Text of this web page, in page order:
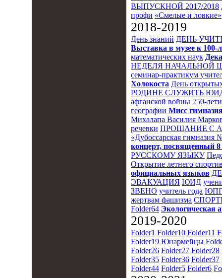
ВЫПУСКНОЙ 2017/2018
профи «Смелые и ловкие»
2018-2019
День знаний ДЕНЬ
Выставка в музее к
математических наук
НЕДЕЛЯ НАЧАЛЬНОЙ
семинар-практикум
Холокоста День
РОДИНЕ СЛУЖИТЬ
афганской войны 250-
географии Мисс
Михалапа Василия
речевки ПРОЩАНИЕ С
«Дубоссарская гимназия
концерт, посвященный
РУССКОМУ ЯЗЫКУ
Открытие летнего
официальных языков
ЭВАКУАЦИЯ ЮИД
ЗВЕНО учитель года
жертвам фашизма
Folder64 Экологическая
2019-2020
Folder1 Folder10 Folder11
Folder19 Юнармейцы
Folder26 Folder27 Folder28
Folder35 Folder36 Folder37
Folder44 Folder5 Folder6